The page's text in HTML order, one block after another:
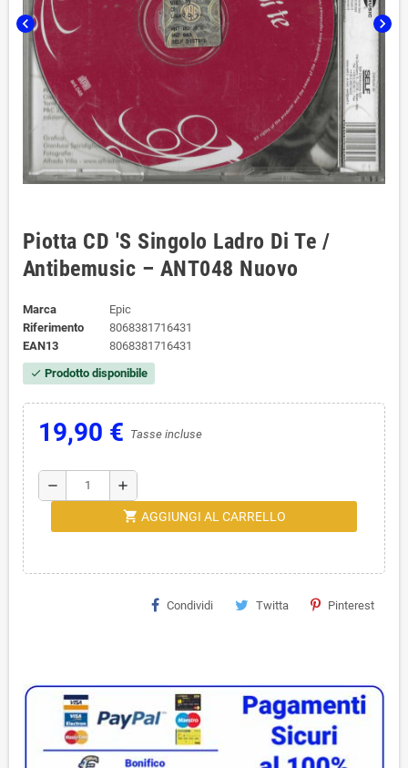
chevron_left chevron_right
Piotta CD 'S Singolo Ladro Di Te /
Antibemusic – ANT048 Nuovo
Marca
Epic
Riferimento
8068381716431
EAN13
8068381716431
check Prodotto disponibile
19,90 € Tasse incluse
remove add
shopping_cart AGGIUNGI AL CARRELLO
Condividi Twitta Pinterest